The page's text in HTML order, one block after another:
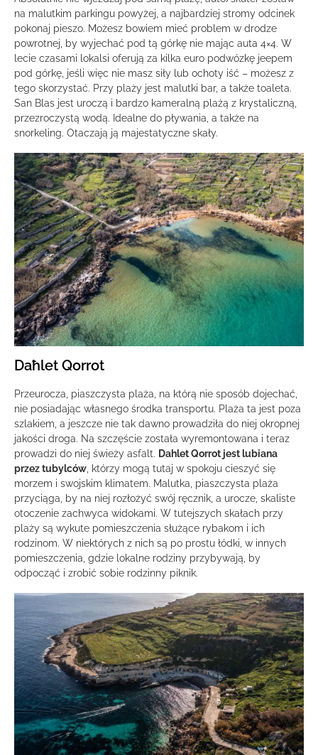
na malutkim parkingu powyżej, a najbardziej stromy odcinek
pokonaj pieszo. Możesz bowiem mieć problem w drodze
powrotnej, by wyjechać pod tą górkę nie mając auta 4×4. W
lecie czasami lokalsi oferują za kilka euro podwózkę jeepem
pod górkę, jeśli więc nie masz siły lub ochoty iść – możesz z
tego skorzystać. Przy plaży jest malutki bar, a także toaleta.
San Blas jest uroczą i bardzo kameralną plażą z krystaliczną,
przezroczystą wodą. Idealne do pływania, a także na
snorkeling. Otaczają ją majestatyczne skały.
Daħlet Qorrot
Przeurocza, piaszczysta plaża, na którą nie sposób dojechać,
nie posiadając własnego środka transportu. Plaża ta jest poza
szlakiem, a jeszcze nie tak dawno prowadziła do niej okropnej
jakości droga. Na szczęście została wyremontowana i teraz
prowadzi do niej świeży asfalt. Dahlet Qorrot jest lubiana
przez tubylców, którzy mogą tutaj w spokoju cieszyć się
morzem i swojskim klimatem. Malutka, piaszczysta plaża
przyciąga, by na niej rozłożyć swój ręcznik, a urocze, skaliste
otoczenie zachwyca widokami. W tutejszych skałach przy
plaży są wykute pomieszczenia służące rybakom i ich
rodzinom. W niektórych z nich są po prostu łódki, w innych
pomieszczenia, gdzie lokalne rodziny przybywają, by
odpocząć i zrobić sobie rodzinny piknik.